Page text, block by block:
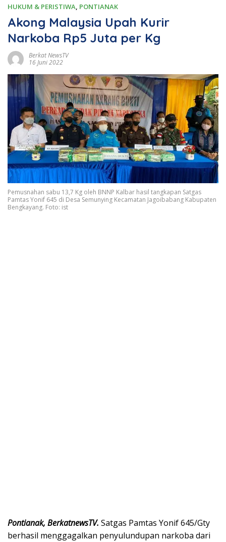
HUKUM & PERISTIWA, PONTIANAK
Akong Malaysia Upah Kurir
Narkoba Rp5 Juta per Kg
Berkat NewsTV
16 Juni 2022
Pemusnahan sabu 13,7 Kg oleh BNNP Kalbar hasil tangkapan Satgas
Pamtas Yonif 645 di Desa Semunying Kecamatan Jagoibabang Kabupaten
Bengkayang. Foto: ist
Pontianak, BerkatnewsTV. Satgas Pamtas Yonif 645/Gty
berhasil menggagalkan penyulundupan narkoba dari